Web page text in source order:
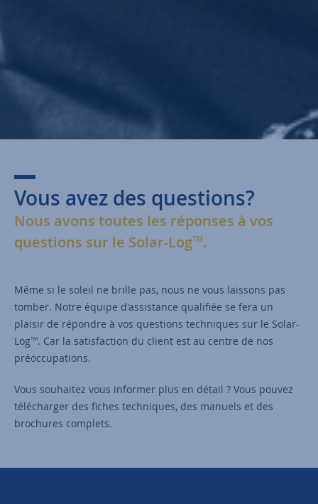
Vous avez des questions?
Nous avons toutes les réponses à vos
questions sur le Solar-LogTM.
Même si le soleil ne brille pas, nous ne vous laissons pas
tomber. Notre équipe d'assistance qualifiée se fera un
plaisir de répondre à vos questions techniques sur le Solar-
LogTM. Car la satisfaction du client est au centre de nos
préoccupations.
Vous souhaitez vous informer plus en détail ? Vous pouvez
télécharger des fiches techniques, des manuels et des
brochures complets.